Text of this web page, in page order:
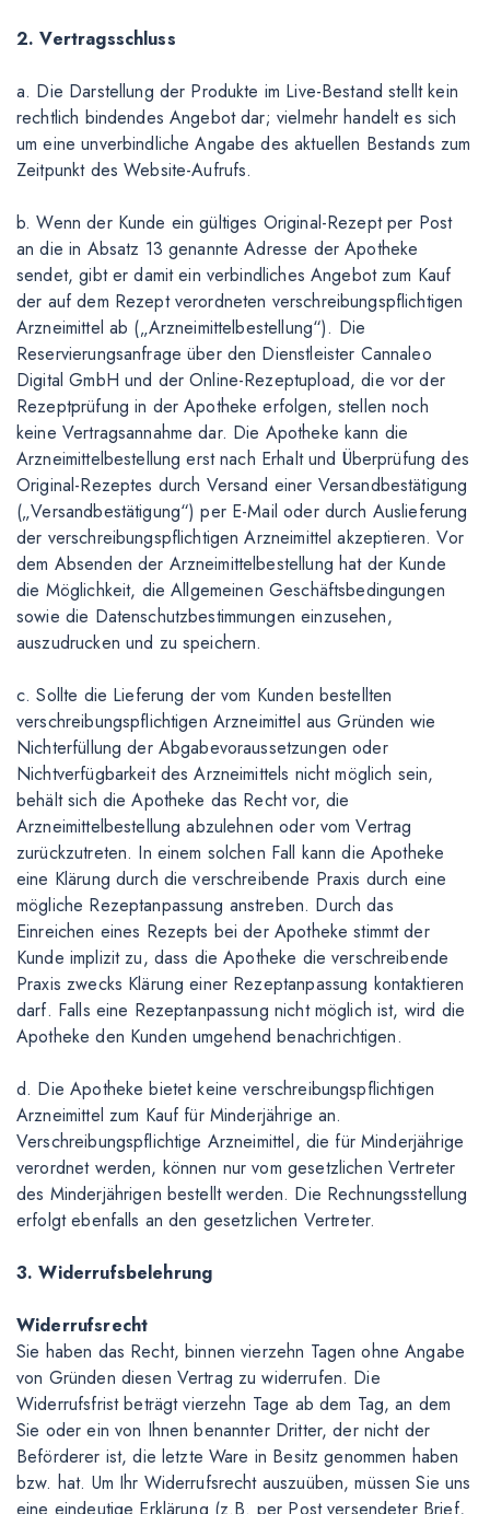
2. Vertragsschluss
a. Die Darstellung der Produkte im Live-Bestand stellt kein
rechtlich bindendes Angebot dar; vielmehr handelt es sich
um eine unverbindliche Angabe des aktuellen Bestands zum
Zeitpunkt des Website-Aufrufs.
b. Wenn der Kunde ein gültiges Original-Rezept per Post
an die in Absatz 13 genannte Adresse der Apotheke
sendet, gibt er damit ein verbindliches Angebot zum Kauf
der auf dem Rezept verordneten verschreibungspflichtigen
Arzneimittel ab („Arzneimittelbestellung“). Die
Reservierungsanfrage über den Dienstleister Cannaleo
Digital GmbH und der Online-Rezeptupload, die vor der
Rezeptprüfung in der Apotheke erfolgen, stellen noch
keine Vertragsannahme dar. Die Apotheke kann die
Arzneimittelbestellung erst nach Erhalt und Überprüfung des
Original-Rezeptes durch Versand einer Versandbestätigung
(„Versandbestätigung“) per E-Mail oder durch Auslieferung
der verschreibungspflichtigen Arzneimittel akzeptieren. Vor
dem Absenden der Arzneimittelbestellung hat der Kunde
die Möglichkeit, die Allgemeinen Geschäftsbedingungen
sowie die Datenschutzbestimmungen einzusehen,
auszudrucken und zu speichern.
c. Sollte die Lieferung der vom Kunden bestellten
verschreibungspflichtigen Arzneimittel aus Gründen wie
Nichterfüllung der Abgabevoraussetzungen oder
Nichtverfügbarkeit des Arzneimittels nicht möglich sein,
behält sich die Apotheke das Recht vor, die
Arzneimittelbestellung abzulehnen oder vom Vertrag
zurückzutreten. In einem solchen Fall kann die Apotheke
eine Klärung durch die verschreibende Praxis durch eine
mögliche Rezeptanpassung anstreben. Durch das
Einreichen eines Rezepts bei der Apotheke stimmt der
Kunde implizit zu, dass die Apotheke die verschreibende
Praxis zwecks Klärung einer Rezeptanpassung kontaktieren
darf. Falls eine Rezeptanpassung nicht möglich ist, wird die
Apotheke den Kunden umgehend benachrichtigen.
d. Die Apotheke bietet keine verschreibungspflichtigen
Arzneimittel zum Kauf für Minderjährige an.
Verschreibungspflichtige Arzneimittel, die für Minderjährige
verordnet werden, können nur vom gesetzlichen Vertreter
des Minderjährigen bestellt werden. Die Rechnungsstellung
erfolgt ebenfalls an den gesetzlichen Vertreter.
3. Widerrufsbelehrung
Widerrufsrecht
Sie haben das Recht, binnen vierzehn Tagen ohne Angabe
von Gründen diesen Vertrag zu widerrufen. Die
Widerrufsfrist beträgt vierzehn Tage ab dem Tag, an dem
Sie oder ein von Ihnen benannter Dritter, der nicht der
Beförderer ist, die letzte Ware in Besitz genommen haben
bzw. hat. Um Ihr Widerrufsrecht auszuüben, müssen Sie uns